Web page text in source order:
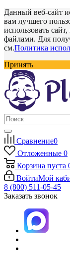
Данный веб-сайт
вам лучшего
использовать
файлами. Для
см.Политика
Принять
Сравнение0
Отложенные 0
Корзина пуста
ВойтиМой
8 (800) 511-05-45
Заказать звонок